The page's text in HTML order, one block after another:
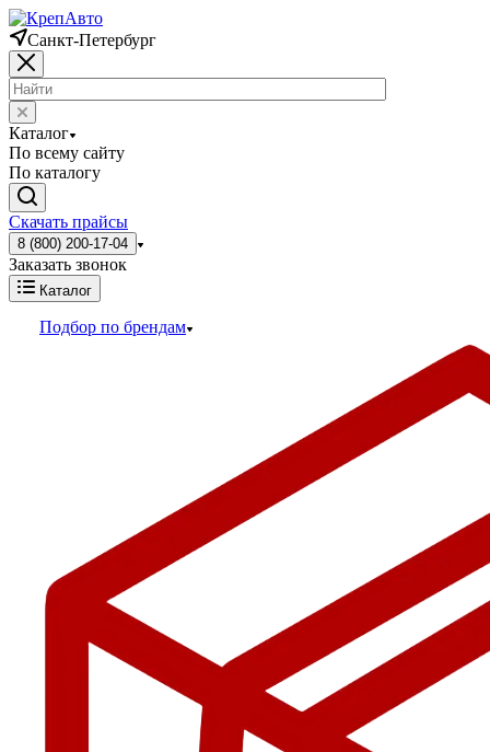
Санкт-Петербург
Каталог
По всему сайту
По каталогу
Скачать прайсы
8 (800) 200-17-04
Заказать звонок
Каталог
Подбор по брендам